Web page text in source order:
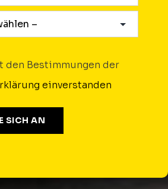
den Bestimmungen der
einverstanden